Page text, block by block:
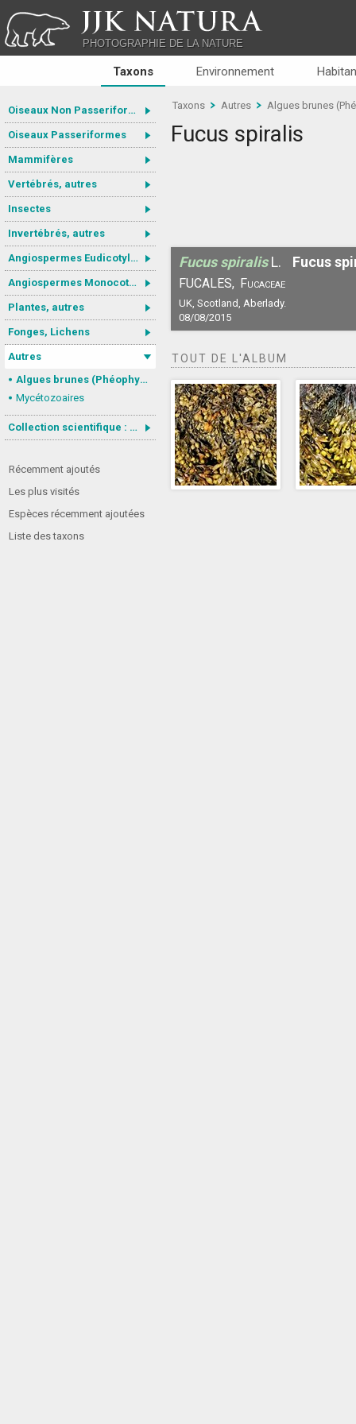
JJK NATURA
PHOTOGRAPHIE DE LA NATURE
Taxons Environnement
Oiseaux Non Passeriformes
Oiseaux Passeriformes
Mammifères
Vertébrés, autres
Insectes
Invertébrés, autres
Angiospermes Eudicotylédones
Angiospermes Monocotylédones
Plantes, autres
Fonges, Lichens
Autres
Algues brunes (Phéophycées)
Mycétozoaires
Collection scientifique : Gastrotricha
Récemment ajoutés
Les plus visités
Espèces récemment ajoutées
Liste des taxons
Taxons Autres Algues brunes
Fucus spiralis
Fucus spiralis L. Fucus
FUCALES, Fucaceae
UK, Scotland, Aberlady.
08/08/2015
TOUT DE L'ALBUM